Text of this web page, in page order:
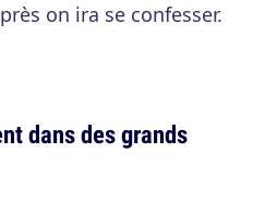
on ira se confesser.
dans des grands